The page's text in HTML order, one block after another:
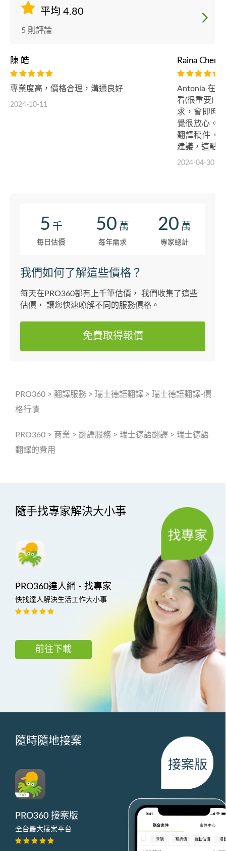
平均 4.80
5 則評論
陳 皓
專業度高，價格合理，溝通良好
2024-10-11
Raina Chen
Antonia 在合
看(很重要)
求，會即時
覺很放心。
翻譯稿件，
建議，這點
2024-04-30
5 千
每日估價
50 萬
每年需求
20 萬
專家總計
我們如何了解這些價格？
每天在PRO360都有上千筆估價， 我們收集了這些
估價， 讓您快速暸解不同的服務價格。
免費取得報價
PRO360 > 翻譯服務 > 瑞士德語翻譯 > 瑞士德語翻譯-價
格行情
PRO360 > 商業 > 翻譯服務 > 瑞士德語翻譯 > 瑞士德語
翻譯的費用
隨手找專家解決大小事
PRO360達人網 - 找專家
快找達人解決生活工作大小事
前往下載
隨時隨地接案
PRO360 接案版
全台最大接案平台